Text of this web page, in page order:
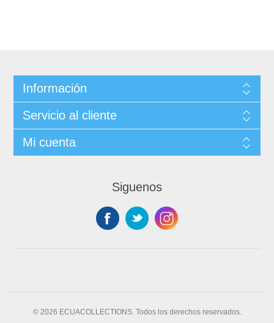
Información
Servicio al cliente
Mi cuenta
Siguenos
© 2026 ECUACOLLECTIONS. Todos los derechos reservados.